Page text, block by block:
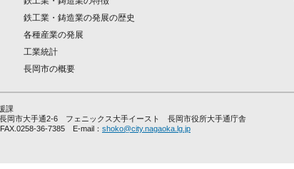
鉄工業・鋳造業の発展の歴史
各種産業の発展
工業統計
長岡市の概要
課
岡市大手通2-6 フェニックス大手イースト 長岡市役所大手通庁舎
36-7385 E-mail： shoko@city.nagaoka.lg.jp